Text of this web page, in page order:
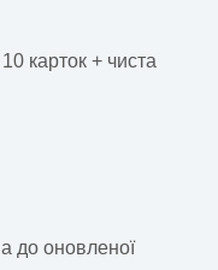
карток + чиста
до оновленої